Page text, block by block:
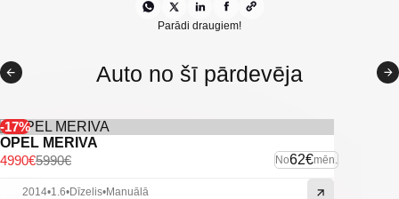
-Elektriski regulējami spoguļi.
-Aizmugurējie parkingsensori.
-Klimatkontrole.
-Multifunkcionāla stūre.
-Vieglmetāla diski ar labām riepām.
-Lietus sensors.
-Miglas lukturi.
-IsoFix sēdeklīšu stiprinājumi.
-U.C Ekstras
Parādi draugiem!
Auto no šī pārdevēja
-17%
OPEL MERIVA
No62€mēn.
5990€
4990€
2014•1.6•Dīzelis•Manuālā